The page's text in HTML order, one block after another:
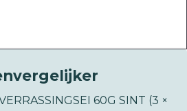
60G SINT (3 ×